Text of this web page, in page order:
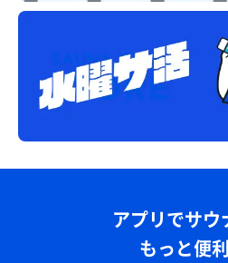
アプリでサウ
もっと便